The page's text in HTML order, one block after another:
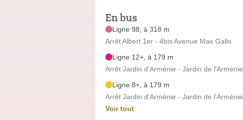
En bus
Ligne 98, à 318 m
Arrêt Albert 1er - 4bis Avenue Max Gallo
Ligne 12+, à 179 m
Arrêt Jardin d'Arménie - Jardin de l'Arménie
Ligne 8+, à 179 m
Arrêt Jardin d'Arménie - Jardin de l'Arménie
Voir tout